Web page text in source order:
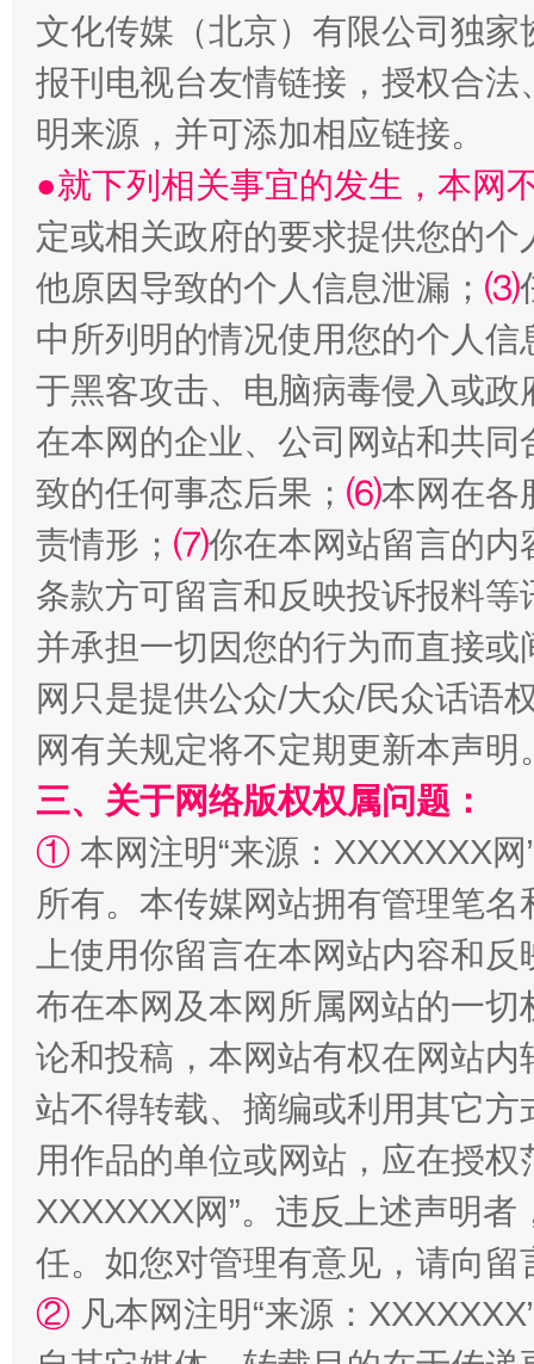
全民健身五年计划来了！等你上场
阿坝州三大球赛在茂县开幕 规模
国家大学科技园优化重塑工作
扯下公款旅游的“隐身衣” 如何以
文化传媒（北京）有限公司独
报刊电视台友情链接，授权合
明来源，并可添加相应链接。
●就下列相关事宜的发生，本网
定或相关政府的要求提供您的个
他原因导致的个人信息泄漏； ⑶
中所列明的情况使用您的个人
于黑客攻击、电脑病毒侵入或
在本网的企业、公司网站和共
致的任何事态后果； ⑹本网在各
责情形； ⑺你在本网站留言的内
条款方可留言和反映投诉报料
并承担一切因您的行为而直接
网只是提供公众/大众/民众话语
网有关规定将不定期更新本声明
三、关于网络版权权属问题：
① 本网注明“来源：XXXXXXX
所有。本传媒网站拥有管理笔
上使用你留言在本网站内容和
布在本网及本网所属网站的一
论和投稿，本网站有权在网站
站不得转载、摘编或利用其它
用作品的单位或网站，应在授
XXXXXXX网”。违反上述声明
任。如您对管理有意见，请向
② 凡本网注明“来源：